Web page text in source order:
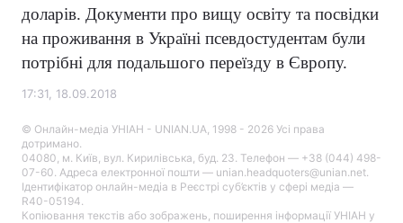
доларів. Документи про вищу освіту та посвідки
на проживання в Україні псевдостудентам були
потрібні для подальшого переїзду в Європу.
17:31, 18.09.2018
© Онлайн-медіа УНІАН - UNIAN.UA, 1998 - 2026 Усі права
дотримано.
04080, м. Київ, вул. Кирилівська, буд. 23. Телефон — +38 (044) 498-
07-60. Адреса електронної пошти — unian.headquoters@unian.net.
Ідентифікатор онлайн-медіа в Реєстрі суб’єктів у сфері медіа —
R40-05194.
Копіювання текстів або зображень, поширення інформації УНІАН у